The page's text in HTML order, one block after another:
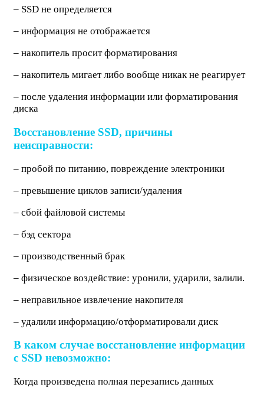
– SSD не определяется
– информация не отображается
– накопитель просит форматирования
– накопитель мигает либо вообще никак не реагирует
– после удаления информации или форматирования
диска
Восстановление SSD, причины
неисправности:
– пробой по питанию, повреждение электроники
– превышение циклов записи/удаления
– сбой файловой системы
– бэд сектора
– производственный брак
– физическое воздействие: уронили, ударили, залили.
– неправильное извлечение накопителя
– удалили информацию/отформатировали диск
В каком случае восстановление информации
с SSD невозможно:
Когда произведена полная перезапись данных